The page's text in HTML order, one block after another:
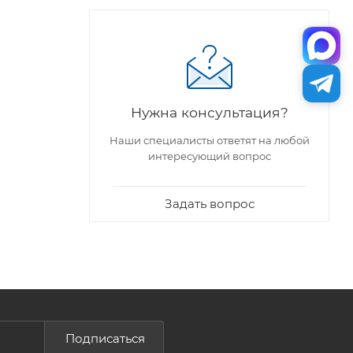
Нужна консультация?
Наши специалисты ответят на любой
интересующий вопрос
Задать вопрос
Подписаться